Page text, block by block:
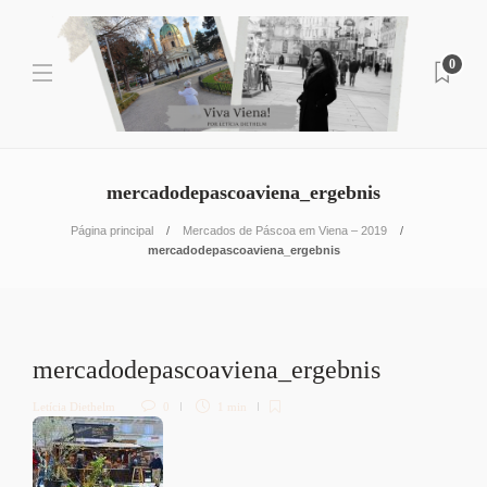
0
mercadodepascoaviena_ergebnis
Página principal
Mercados de Páscoa em Viena – 2019
mercadodepascoaviena_ergebnis
mercadodepascoaviena_ergebnis
Letícia Diethelm 0 1 min